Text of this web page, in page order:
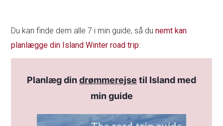
Du kan finde dem alle 7 i min guide, så dunemt kan
planlægge din Island Winter road trip:
Planlæg dindrømmerejse til Island med
min guide